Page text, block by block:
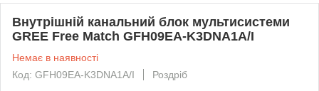
Внутрішній канальний блок мультисистеми
GREE Free Match GFH09EA-K3DNA1A/I
Немає в наявності
Код: GFH09EA-K3DNA1A/I
Роздріб